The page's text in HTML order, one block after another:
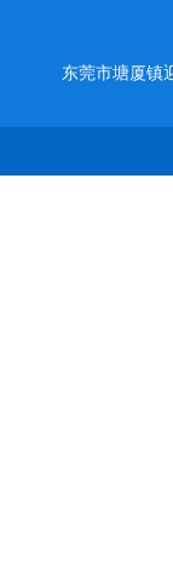
东莞市塘厦镇